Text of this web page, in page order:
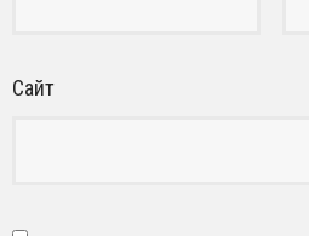
Сайт